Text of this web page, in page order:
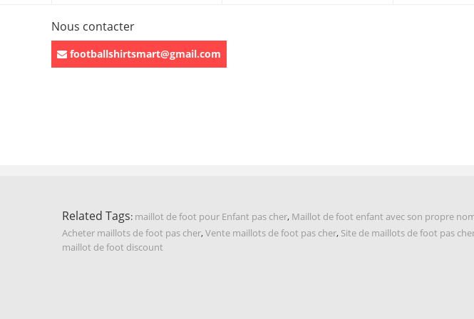
Nous contacter
footballshirtsmart@gmail.com
Related Tags: maillot de foot pour Enfant pas cher, Maillot de foot enfant avec son propre
Acheter maillots de foot pas cher,Vente maillots de foot pas cher, Site de maillots de foot pas
maillot de foot discount